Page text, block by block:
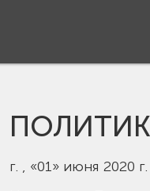
г. , «01» июня 2020 г.